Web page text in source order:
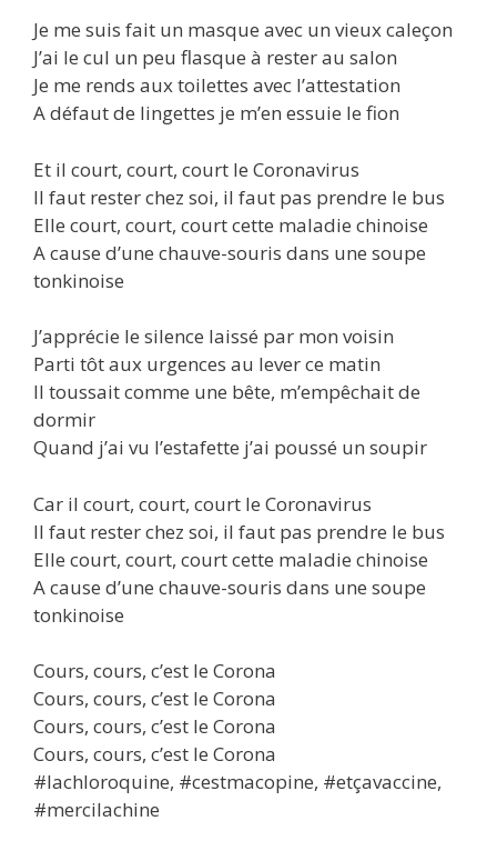
Je me suis fait un masque avec un vieux caleçon
J’ai le cul un peu flasque à rester au salon
Je me rends aux toilettes avec l’attestation
A défaut de lingettes je m’en essuie le fion
Et il court, court, court le Coronavirus
Il faut rester chez soi, il faut pas prendre le bus
Elle court, court, court cette maladie chinoise
A cause d’une chauve-souris dans une soupe
tonkinoise
J’apprécie le silence laissé par mon voisin
Parti tôt aux urgences au lever ce matin
Il toussait comme une bête, m’empêchait de
dormir
Quand j’ai vu l’estafette j’ai poussé un soupir
Car il court, court, court le Coronavirus
Il faut rester chez soi, il faut pas prendre le bus
Elle court, court, court cette maladie chinoise
A cause d’une chauve-souris dans une soupe
tonkinoise
Cours, cours, c’est le Corona
Cours, cours, c’est le Corona
Cours, cours, c’est le Corona
Cours, cours, c’est le Corona
#lachloroquine, #cestmacopine, #etçavaccine,
#mercilachine